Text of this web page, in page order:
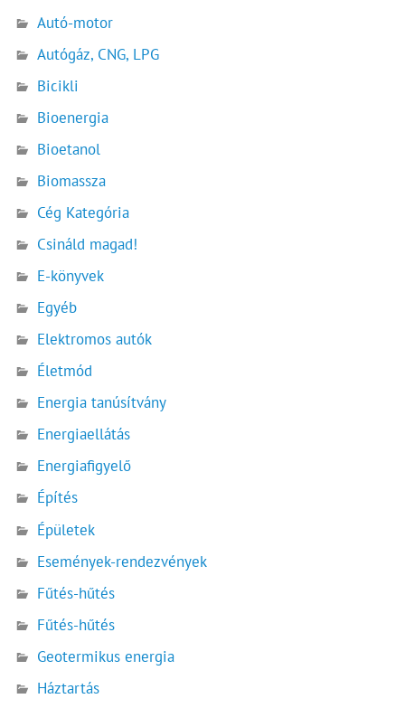
Autó-motor
Autógáz, CNG, LPG
Bicikli
Bioenergia
Bioetanol
Biomassza
Cég Kategória
Csináld magad!
E-könyvek
Egyéb
Elektromos autók
Életmód
Energia tanúsítvány
Energiaellátás
Energiafigyelő
Építés
Épületek
Események-rendezvények
Fűtés-hűtés
Fűtés-hűtés
Geotermikus energia
Háztartás